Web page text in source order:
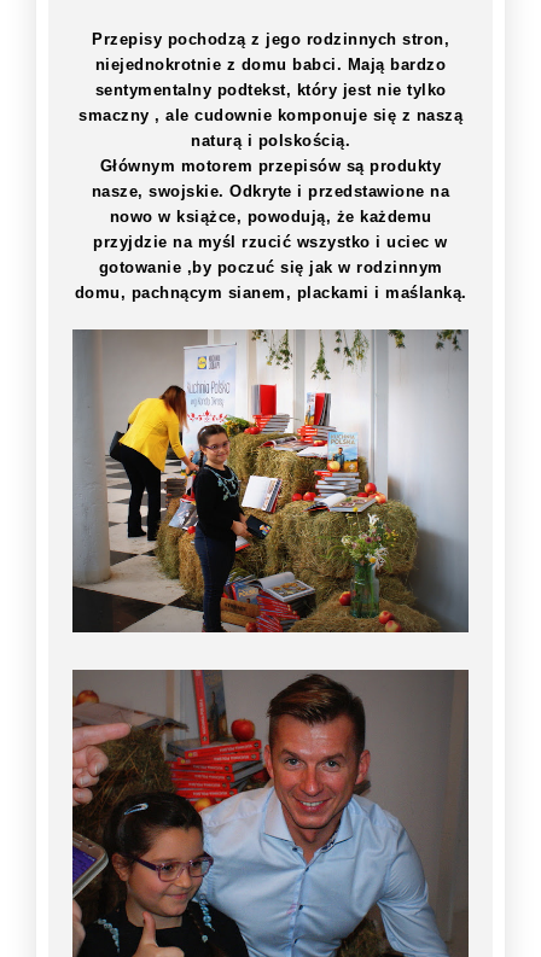
Przepisy pochodzą z jego rodzinnych stron,
niejednokrotnie z domu babci. Mają bardzo
sentymentalny podtekst, który jest nie tylko
smaczny , ale cudownie komponuje się z naszą
naturą i polskością.
Głównym motorem przepisów są produkty
nasze, swojskie. Odkryte i przedstawione na
nowo w książce, powodują, że każdemu
przyjdzie na myśl rzucić wszystko i uciec w
gotowanie ,by poczuć się jak w rodzinnym
domu, pachnącym sianem, plackami i maślanką.